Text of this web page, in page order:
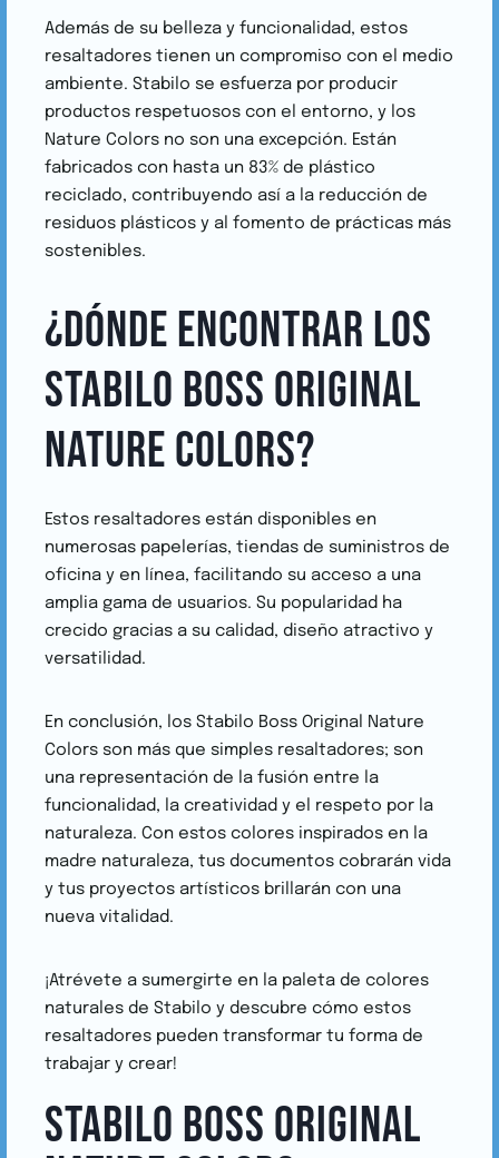
Además de su belleza y funcionalidad, estos
resaltadores tienen un compromiso con el medio
ambiente. Stabilo se esfuerza por producir
productos respetuosos con el entorno, y los
Nature Colors no son una excepción. Están
fabricados con hasta un 83% de plástico
reciclado, contribuyendo así a la reducción de
residuos plásticos y al fomento de prácticas más
sostenibles.
¿DÓNDE ENCONTRAR LOS
STABILO BOSS ORIGINAL
NATURE COLORS?
Estos resaltadores están disponibles en
numerosas papelerías, tiendas de suministros de
oficina y en línea, facilitando su acceso a una
amplia gama de usuarios. Su popularidad ha
crecido gracias a su calidad, diseño atractivo y
versatilidad.
En conclusión, los Stabilo Boss Original Nature
Colors son más que simples resaltadores; son
una representación de la fusión entre la
funcionalidad, la creatividad y el respeto por la
naturaleza. Con estos colores inspirados en la
madre naturaleza, tus documentos cobrarán vida
y tus proyectos artísticos brillarán con una
nueva vitalidad.
¡Atrévete a sumergirte en la paleta de colores
naturales de Stabilo y descubre cómo estos
resaltadores pueden transformar tu forma de
trabajar y crear!
STABILO BOSS ORIGINAL